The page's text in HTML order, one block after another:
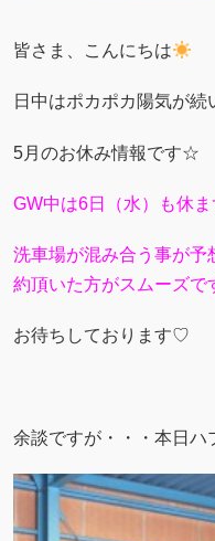
皆さま、こんにちは
日中はポカポカ陽気が続
5月のお休み情報です☆
GW中は6日（水）も休ま
洗車場が混み合う事が予
約頂いた方がスムーズで
お待ちしております♡
余談ですが・・・本日ハ